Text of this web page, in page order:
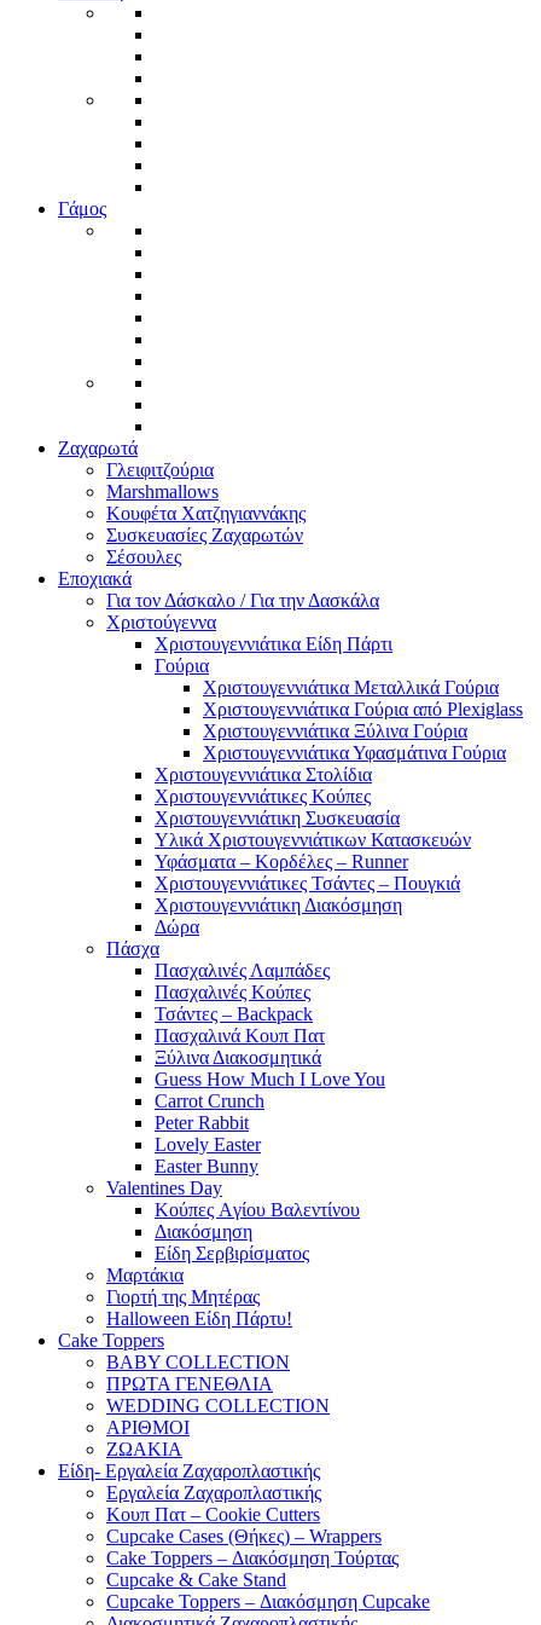
Γάμος
Ζαχαρωτά
Γλειφιτζούρια
Marshmallows
Κουφέτα Χατζηγιαννάκης
Συσκευασίες Ζαχαρωτών
Σέσουλες
Εποχιακά
Για τον Δάσκαλο / Για την Δασκάλα
Χριστούγεννα
Χριστουγεννιάτικα Είδη Πάρτι
Γούρια
Χριστουγεννιάτικα Μεταλλικά Γούρια
Χριστουγεννιάτικα Γούρια από Plexiglass
Χριστουγεννιάτικα Ξύλινα Γούρια
Χριστουγεννιάτικα Υφασμάτινα Γούρια
Χριστουγεννιάτικα Στολίδια
Χριστουγεννιάτικες Κούπες
Χριστουγεννιάτικη Συσκευασία
Υλικά Χριστουγεννιάτικων Κατασκευών
Υφάσματα – Κορδέλες – Runner
Χριστουγεννιάτικες Τσάντες – Πουγκιά
Χριστουγεννιάτικη Διακόσμηση
Δώρα
Πάσχα
Πασχαλινές Λαμπάδες
Πασχαλινές Κούπες
Τσάντες – Backpack
Πασχαλινά Κουπ Πατ
Ξύλινα Διακοσμητικά
Guess How Much I Love You
Carrot Crunch
Peter Rabbit
Lovely Easter
Easter Bunny
Valentines Day
Κούπες Aγίου Βαλεντίνου
Διακόσμηση
Είδη Σερβιρίσματος
Μαρτάκια
Γιορτή της Μητέρας
Halloween Είδη Πάρτυ!
Cake Toppers
BABY COLLECTION
ΠΡΩΤΑ ΓΕΝΕΘΛΙΑ
WEDDING COLLECTION
ΑΡΙΘΜΟΙ
ΖΩΑΚΙΑ
Είδη- Εργαλεία Ζαχαροπλαστικής
Εργαλεία Ζαχαροπλαστικής
Κουπ Πατ – Cookie Cutters
Cupcake Cases (Θήκες) – Wrappers
Cake Toppers – Διακόσμηση Τούρτας
Cupcake & Cake Stand
Cupcake Toppers – Διακόσμηση Cupcake